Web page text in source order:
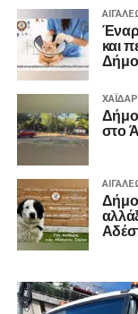
και
ΧΑΪΔΑΡΙ
στο